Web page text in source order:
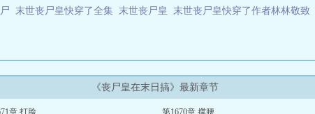
末世丧尸皇快穿了全集 末世丧尸皇 末世丧尸皇快穿了作者林林敬致
《丧尸皇在末日搞》最新章节
章 打脸 第1670章 撑腰